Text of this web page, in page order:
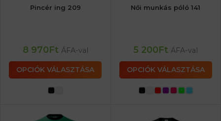
Pincér ing 209
8 970Ft ÁFA-val
OPCIÓK VÁLASZTÁSA
Női munkás póló 141
5 200Ft ÁFA-val
OPCIÓK VÁLASZTÁSA